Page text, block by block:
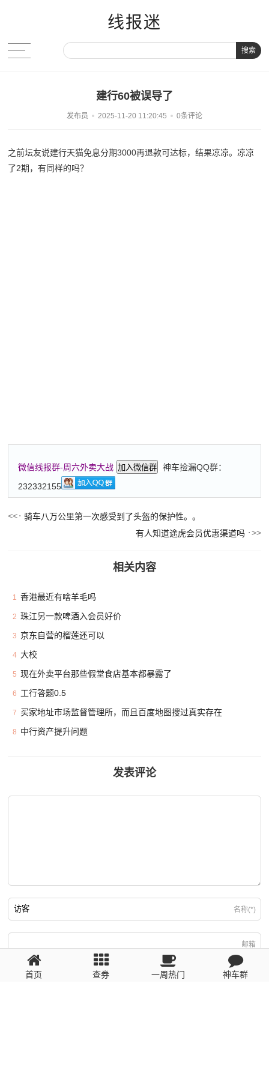
线报迷
搜索
建行60被误导了
发布员 2025-11-20 11:20:45 0条评论
之前坛友说建行天猫免息分期3000再退款可达标，结果凉凉。凉凉
了2期，有同样的吗？
微信线报群-周六外卖大战 加入微信群
神车捡漏QQ群：
232332155
骑车八万公里第一次感受到了头盔的保护性。。
有人知道途虎会员优惠渠道吗
相关内容
1 香港最近有啥羊毛吗
2 珠江另一款啤酒入会员好价
3 京东自营的榴莲还可以
4 大校
5 现在外卖平台那些假堂食店基本都暴露了
6 工行答题0.5
7 买家地址市场监督管理所，而且百度地图搜过真实存在
8 中行资产提升问题
发表评论
名称(*)
邮箱
回复需填写必要信息
首页 查券 一周热门 神车群